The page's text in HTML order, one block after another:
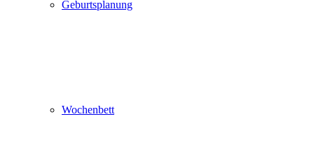
Geburtsplanung
Wochenbett